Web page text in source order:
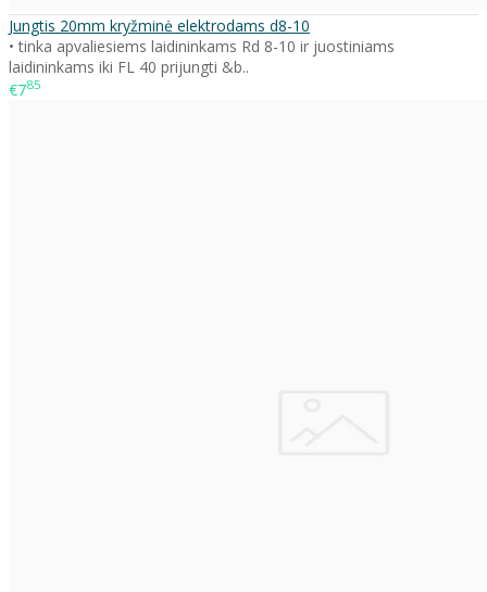
Jungtis 20mm kryžminė elektrodams d8-10
• tinka apvaliesiems laidininkams Rd 8-10 ir juostiniams
laidininkams iki FL 40 prijungti &b..
€785